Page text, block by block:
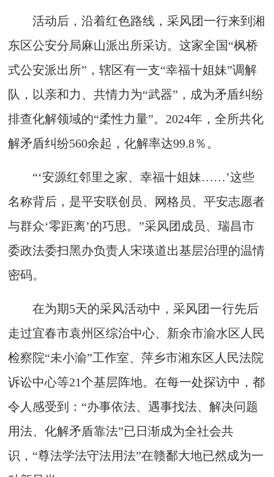
活动后，沿着红色路线，采风团一行来到湘
东区公安分局麻山派出所采访。这家全国“枫桥
式公安派出所”，辖区有一支“幸福十姐妹”调解
队，以亲和力、共情力为“武器”，成为矛盾纠纷
排查化解领域的“柔性力量”。2024年，全所共化
解矛盾纠纷560余起，化解率达99.8％。
“‘安源红邻里之家、幸福十姐妹……’这些
名称背后，是平安联创员、网格员、平安志愿者
与群众‘零距离’的巧思。”采风团成员、瑞昌市
委政法委扫黑办负责人宋瑛道出基层治理的温情
密码。
在为期5天的采风活动中，采风团一行先后
走过宜春市袁州区综治中心、新余市渝水区人民
检察院“未小渝”工作室、萍乡市湘东区人民法院
诉讼中心等21个基层阵地。在每一处探访中，都
令人感受到：“办事依法、遇事找法、解决问题
用法、化解矛盾靠法”已日渐成为全社会共
识，“尊法学法守法用法”在赣鄱大地已然成为一